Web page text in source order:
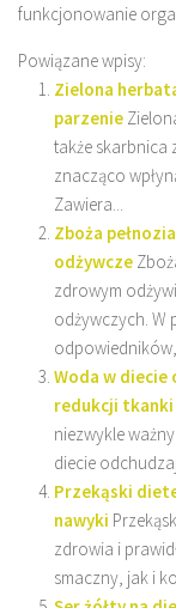
funkcjonowanie
Powiązane wpisy:
Zielona
parzenie
także skarbnica
znacząco
Zawiera...
Zboża
odżywcze
zdrowym
odżywczych. W
Woda w diecie
redukcji
niezwykle
diecie
Przekąski
nawyki
zdrowia i
smaczny, jak i